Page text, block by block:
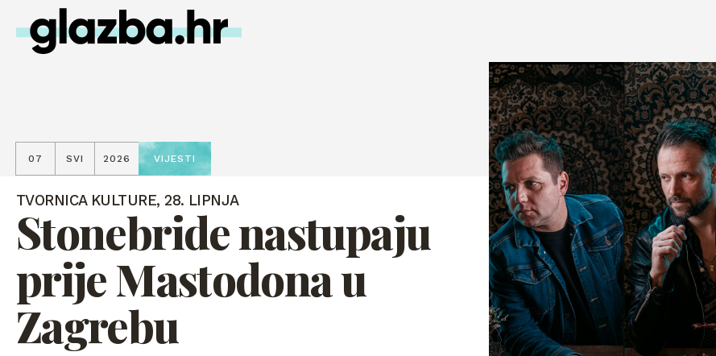
07 SVI 2026 VIJESTI
TVORNICA KULTURE, 28. LIPNJA
Stonebride nastupaju
prije Mastodona u
Zagrebu